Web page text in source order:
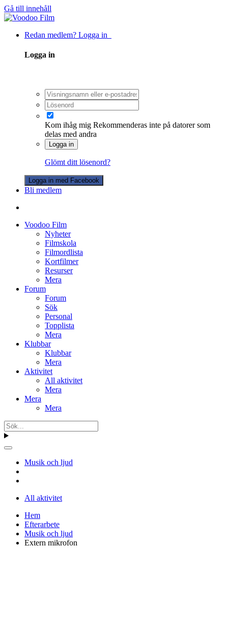
Gå till innehåll
Redan medlem? Logga in
Logga in
Kom ihåg mig Rekommenderas inte på datorer som
delas med andra
Logga in
Glömt ditt lösenord?
Logga in med Facebook
Bli medlem
Voodoo Film
Nyheter
Filmskola
Filmordlista
Kortfilmer
Resurser
Mera
Forum
Forum
Sök
Personal
Topplista
Mera
Klubbar
Klubbar
Mera
Aktivitet
All aktivitet
Mera
Mera
Mera
Musik och ljud
All aktivitet
Hem
Efterarbete
Musik och ljud
Extern mikrofon